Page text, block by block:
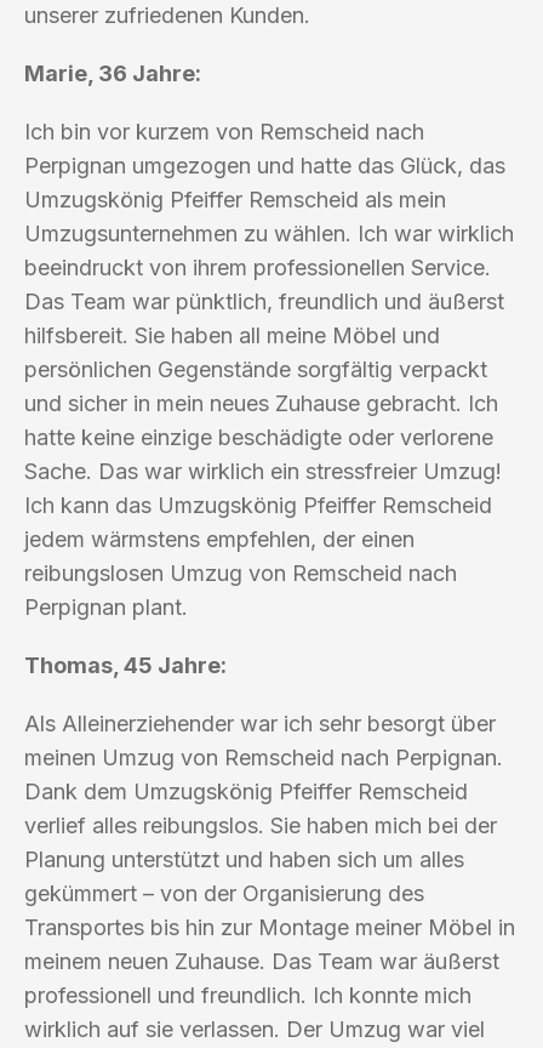
unserer zufriedenen Kunden.
Marie, 36 Jahre:
Ich bin vor kurzem von Remscheid nach
Perpignan umgezogen und hatte das Glück, das
Umzugskönig Pfeiffer Remscheid als mein
Umzugsunternehmen zu wählen. Ich war wirklich
beeindruckt von ihrem professionellen Service.
Das Team war pünktlich, freundlich und äußerst
hilfsbereit. Sie haben all meine Möbel und
persönlichen Gegenstände sorgfältig verpackt
und sicher in mein neues Zuhause gebracht. Ich
hatte keine einzige beschädigte oder verlorene
Sache. Das war wirklich ein stressfreier Umzug!
Ich kann das Umzugskönig Pfeiffer Remscheid
jedem wärmstens empfehlen, der einen
reibungslosen Umzug von Remscheid nach
Perpignan plant.
Thomas, 45 Jahre:
Als Alleinerziehender war ich sehr besorgt über
meinen Umzug von Remscheid nach Perpignan.
Dank dem Umzugskönig Pfeiffer Remscheid
verlief alles reibungslos. Sie haben mich bei der
Planung unterstützt und haben sich um alles
gekümmert – von der Organisierung des
Transportes bis hin zur Montage meiner Möbel in
meinem neuen Zuhause. Das Team war äußerst
professionell und freundlich. Ich konnte mich
wirklich auf sie verlassen. Der Umzug war viel